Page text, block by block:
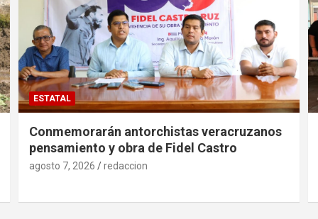
ESTATAL
Conmemorarán antorchistas veracruzanos
pensamiento y obra de Fidel Castro
agosto 7, 2026 redaccion